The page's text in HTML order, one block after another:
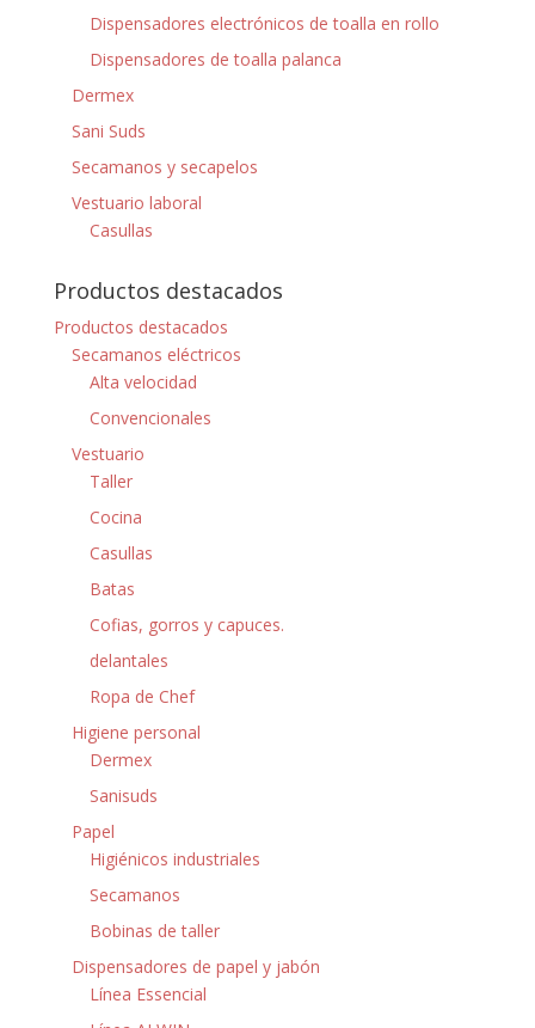
Dispensadores electrónicos de toalla en rollo
Dispensadores de toalla palanca
Dermex
Sani Suds
Secamanos y secapelos
Vestuario laboral
Casullas
Productos destacados
Productos destacados
Secamanos eléctricos
Alta velocidad
Convencionales
Vestuario
Taller
Cocina
Casullas
Batas
Cofias, gorros y capuces.
delantales
Ropa de Chef
Higiene personal
Dermex
Sanisuds
Papel
Higiénicos industriales
Secamanos
Bobinas de taller
Dispensadores de papel y jabón
Línea Essencial